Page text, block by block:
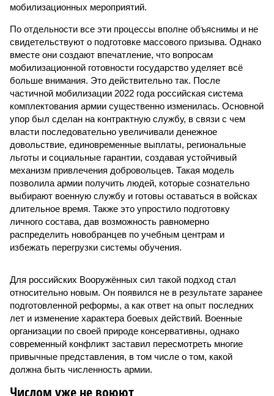
мобилизационных мероприятий.
По отдельности все эти процессы вполне объяснимы и не
свидетельствуют о подготовке массового призыва. Однако
вместе они создают впечатление, что вопросам
мобилизационной готовности государство уделяет всё
больше внимания. Это действительно так. После
частичной мобилизации 2022 года российская система
комплектования армии существенно изменилась. Основной
упор был сделан на контрактную службу, в связи с чем
власти последовательно увеличивали денежное
довольствие, единовременные выплаты, региональные
льготы и социальные гарантии, создавая устойчивый
механизм привлечения добровольцев. Такая модель
позволила армии получить людей, которые сознательно
выбирают военную службу и готовы оставаться в войсках
длительное время. Также это упростило подготовку
личного состава, дав возможность равномерно
распределить новобранцев по учебным центрам и
избежать перегрузки системы обучения.
Для российских Вооружённых сил такой подход стал
относительно новым. Он появился не в результате заранее
подготовленной реформы, а как ответ на опыт последних
лет и изменение характера боевых действий. Военные
организации по своей природе консервативны, однако
современный конфликт заставил пересмотреть многие
привычные представления, в том числе о том, какой
должна быть численность армии.
Числом уже не воюют